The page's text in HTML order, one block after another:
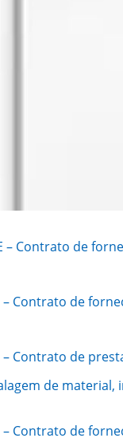
– Contrato de
– Contrato de
– Contrato de
de
– Contrato de